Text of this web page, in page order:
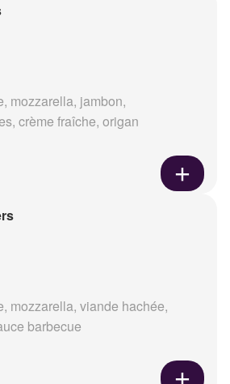
mozzarella, jambon,
crème fraîche, origan
mozzarella, viande hachée,
barbecue